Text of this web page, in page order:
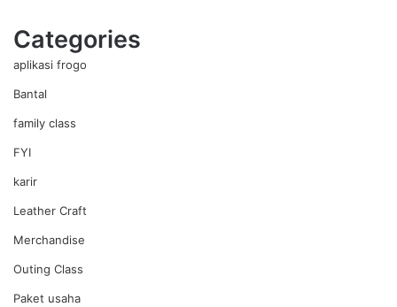
Categories
aplikasi frogo
Bantal
family class
FYI
karir
Leather Craft
Merchandise
Outing Class
Paket usaha